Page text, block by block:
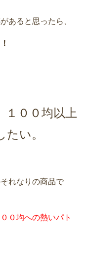
あると思ったら、
１００均以上
い。
れなりの商品で
０均への熱いパト